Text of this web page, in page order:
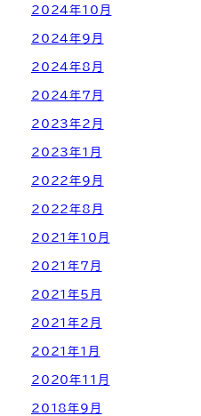
2024年10月
2024年9月
2024年8月
2024年7月
2023年2月
2023年1月
2022年9月
2022年8月
2021年10月
2021年7月
2021年5月
2021年2月
2021年1月
2020年11月
2018年9月